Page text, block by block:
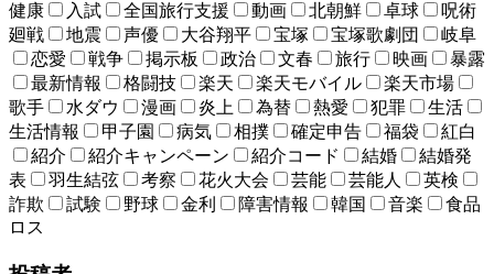
健康
入試 全国旅行支援 動画 北朝鮮 卓球
呪術
廻戦
地震 声優 大谷翔平 宝塚 宝塚歌劇団
岐阜
恋愛
戦争 掲示板 政治 文春 旅行 映画
暴露
最新情報
格闘技 楽天 楽天モバイル
楽天市場
歌手
水ダウ 漫画 炎上 為替 熱愛 犯罪
生活
生活情報
甲子園 病気 相撲 確定申告 福袋
紅白
紹介
紹介キャンペーン 紹介コード 結婚
結婚発
表
羽生結弦 考察 花火大会 芸能 芸能人
英検
詐欺
試験 野球 金利 障害情報 韓国 音楽
食品
ロス